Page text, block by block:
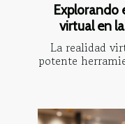
Explorando
virtual en
La realidad
potente